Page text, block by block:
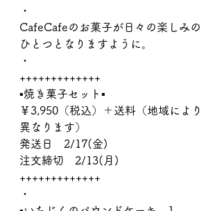
・
CafeCafeのお菓子が日々の楽しみの
ひとつとなりますように。
・
+++++++++++++
▪︎焼き菓子セット▪︎
￥3,950（税込）＋送料（地域により
異なります）
発送日　2/17(金)
注文締切　2/13(月)
+++++++++++++
・